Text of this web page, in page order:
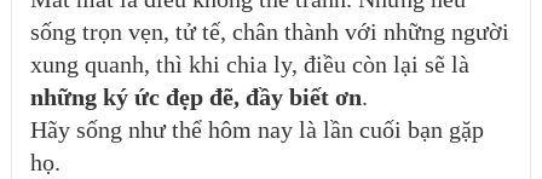
sống trọn vẹn, tử tế, chân thành với những người
xung quanh, thì khi chia ly, điều còn lại sẽ là
những ký ức đẹp đẽ, đầy biết ơn.
Hãy sống như thể hôm nay là lần cuối bạn gặp
họ.